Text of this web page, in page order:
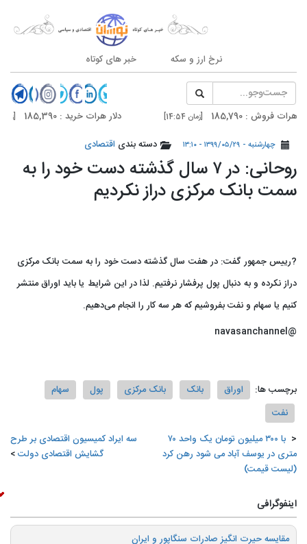
نرخ ارز و سکه خبر های کوتاه
: 185,790 [زمان 14:54] دلار هرات خرید : 185,390 [زمان 14:54]
: 186,400 [زمان 14:54] دلار تهران خرید : 186,000 چهارشنبه - ۱۳۹۹/۰۵/۲۹ - ۱۳:۱۰ دسته بندی اقتصادی
روحانی: در ۷ سال گذشته دست خود را به
سمت بانک مرکزی دراز نکردیم
?رییس جمهور گفت: در هفت سال گذشته دست خود را به سمت بانک مرکزی
دراز نکرده و به دنبال پول پرفشار نرفتیم. لذا در این شرایط یا باید اوراق منتشر
کنیم یا سهام و نفت بفروشیم که هر سه کار را انجام می‌دهیم.
@navasanchannel
برچسب ها: اوراق بانک بانک مرکزی پول
سهام
نفت
️ با ۳۰۰ میلیون تومان یک واحد ۷۰
متری در یوسف آباد می شود رهن کرد
(لیست قیمت)
سه ایراد کمیسیون اقتصادی بر طرح
گشایش اقتصادی دولت
اینفوگرافی
️مقایسه حیرت انگیز صادرات سنگاپور و ایران